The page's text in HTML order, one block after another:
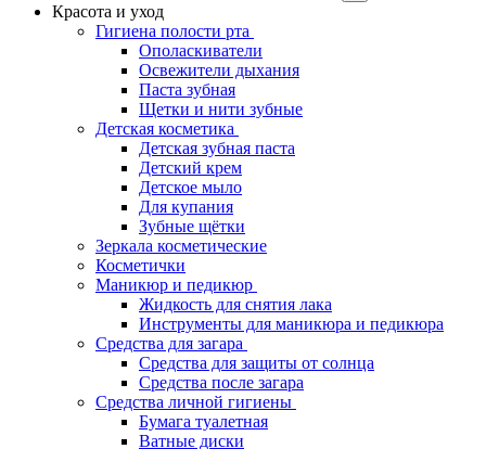
Красота и уход
Гигиена полости рта
Ополаскиватели
Освежители дыхания
Паста зубная
Щетки и нити зубные
Детская косметика
Детская зубная паста
Детский крем
Детское мыло
Для купания
Зубные щётки
Зеркала косметические
Косметички
Маникюр и педикюр
Жидкость для снятия лака
Инструменты для маникюра и педикюра
Средства для загара
Средства для защиты от солнца
Средства после загара
Средства личной гигиены
Бумага туалетная
Ватные диски